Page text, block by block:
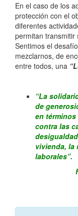
En el caso de los
protección con el
diferentes
permitan transmitir
Sentimos el
mezclarnos, de
entre todos, una
“La
de
en
contra las
vivienda, la
laborales”.